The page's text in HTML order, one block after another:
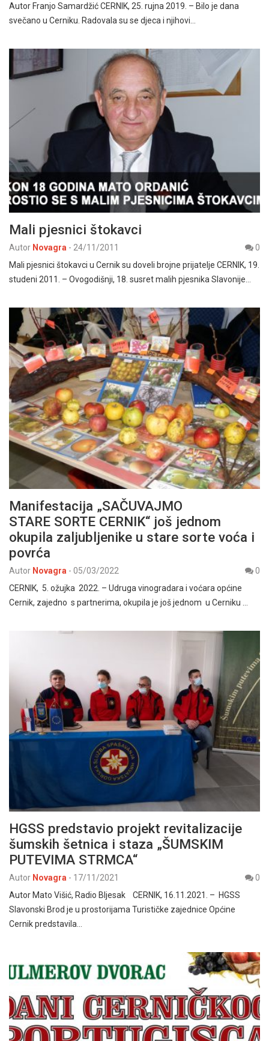
Autor Franjo Samardžić CERNIK, 25. rujna 2019. – Bilo je dana
svečano u Cerniku. Radovala su se djeca i njihovi…
Mali pjesnici štokavci
Autor Novagra - 24/11/2011
0
Mali pjesnici štokavci u Cernik su doveli brojne prijatelje CERNIK, 19.
studeni 2011. – Ovogodišnji, 18. susret malih pjesnika Slavonije…
Manifestacija „SAČUVAJMO
STARE SORTE CERNIK“ još jednom
okupila zaljubljenike u stare sorte voća i
povrća
Autor Novagra - 05/03/2022
0
CERNIK, 5. ožujka 2022. – Udruga vinogradara i voćara općine
Cernik, zajedno s partnerima, okupila je još jednom u Cerniku …
HGSS predstavio projekt revitalizacije
šumskih šetnica i staza „ŠUMSKIM
PUTEVIMA STRMCA“
Autor Novagra - 17/11/2021
0
Autor Mato Višić, Radio Bljesak CERNIK, 16.11.2021. – HGSS
Slavonski Brod je u prostorijama Turističke zajednice Općine
Cernik predstavila…